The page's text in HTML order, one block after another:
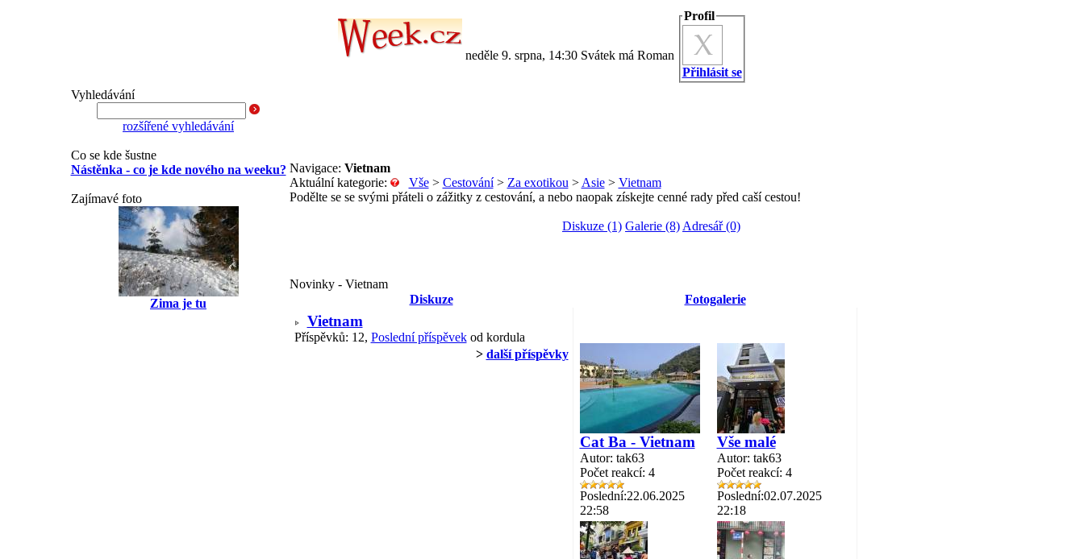
neděle 9. srpna, 14:30 Svátek má Roman
Profil
Přihlásit se
Vyhledávání
rozšířené vyhledávání
Co se kde šustne
Nástěnka - co je kde nového na weeku?
Zajímavé foto
Zima je tu
Navigace: Vietnam
Aktuální kategorie:
Vše> Cestování> Za exotikou > Asie> Vietnam
Podělte se se svými přáteli o zážitky z cestování, a nebo naopak získejte cenné rady před caší cestou!
Diskuze (1) Galerie (8) Adresář (0)
Novinky - Vietnam
Diskuze
Fotogalerie
Vietnam
Příspěvků: 12, Poslední příspěvekod kordula
> další příspěvky
Cat Ba - Vietnam
Autor: tak63
Počet reakcí: 4
Poslední:22.06.2025
22:58
Vše malé
Autor: tak63
Počet reakcí: 4
Poslední:02.07.2025
22:18